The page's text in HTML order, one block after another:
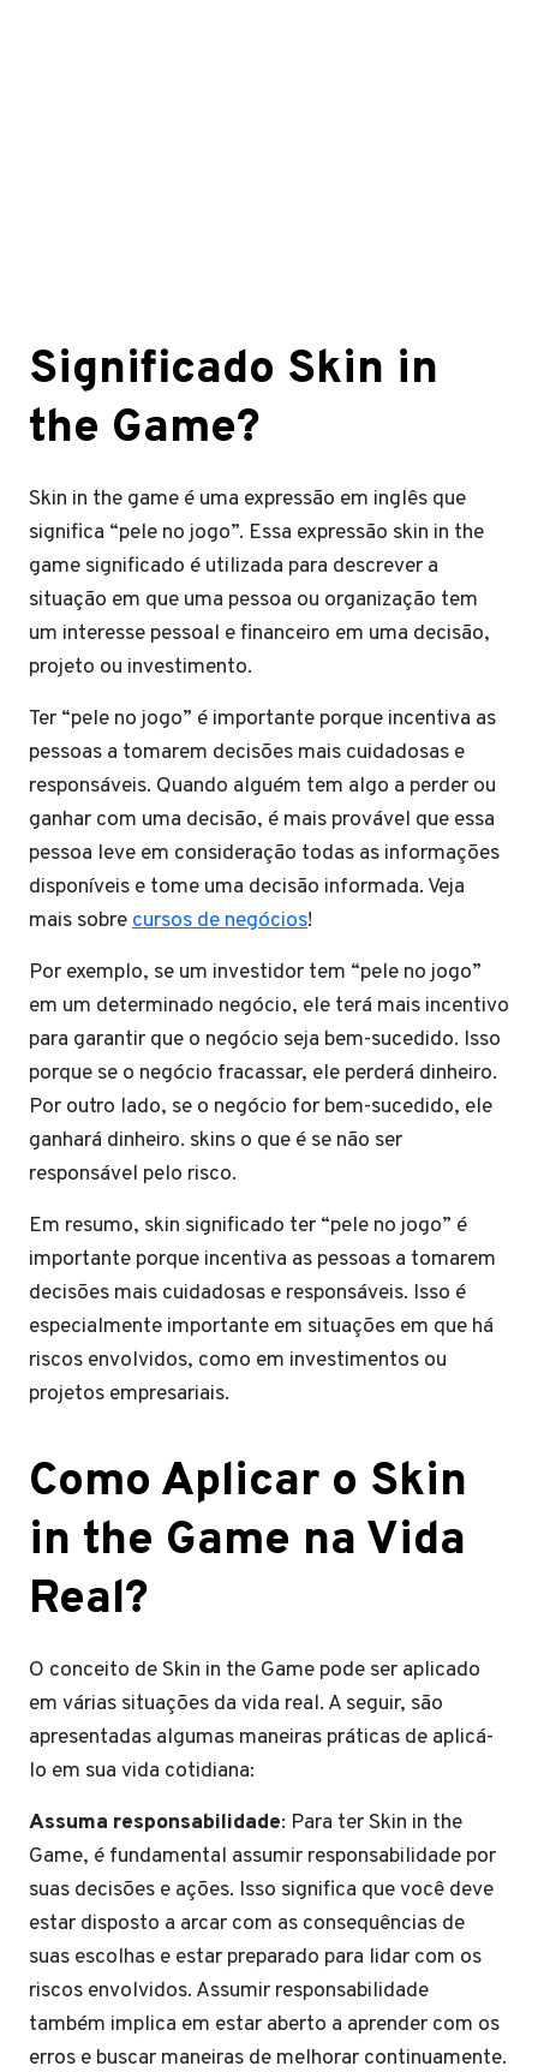
Significado Skin in
the Game?
Skin in the game é uma expressão em inglês que
significa “pele no jogo”. Essa expressão skin in the
game significado é utilizada para descrever a
situação em que uma pessoa ou organização tem
um interesse pessoal e financeiro em uma decisão,
projeto ou investimento.
Ter “pele no jogo” é importante porque incentiva as
pessoas a tomarem decisões mais cuidadosas e
responsáveis. Quando alguém tem algo a perder ou
ganhar com uma decisão, é mais provável que essa
pessoa leve em consideração todas as informações
disponíveis e tome uma decisão informada. Veja
mais sobrecursos de negócios!
Por exemplo, se um investidor tem “pele no jogo”
em um determinado negócio, ele terá mais incentivo
para garantir que o negócio seja bem-sucedido. Isso
porque se o negócio fracassar, ele perderá dinheiro.
Por outro lado, se o negócio for bem-sucedido, ele
ganhará dinheiro. skins o que é se não ser
responsável pelo risco.
Em resumo, skin significado ter “pele no jogo” é
importante porque incentiva as pessoas a tomarem
decisões mais cuidadosas e responsáveis. Isso é
especialmente importante em situações em que há
riscos envolvidos, como em investimentos ou
projetos empresariais.
Como Aplicar o Skin
in the Game na Vida
Real?
O conceito de Skin in the Game pode ser aplicado
em várias situações da vida real. A seguir, são
apresentadas algumas maneiras práticas de aplicá-
lo em sua vida cotidiana:
Assuma responsabilidade: Para ter Skin in the
Game, é fundamental assumir responsabilidade por
suas decisões e ações. Isso significa que você deve
estar disposto a arcar com as consequências de
suas escolhas e estar preparado para lidar com os
riscos envolvidos. Assumir responsabilidade
também implica em estar aberto a aprender com os
erros e buscar maneiras de melhorar continuamente.